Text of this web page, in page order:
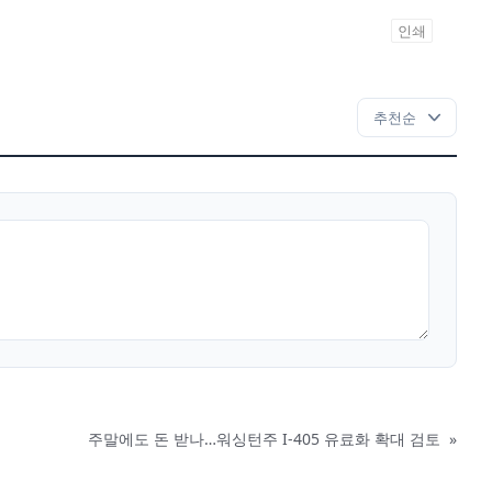
인쇄
주말에도 돈 받나…워싱턴주 I-405 유료화 확대 검토 »